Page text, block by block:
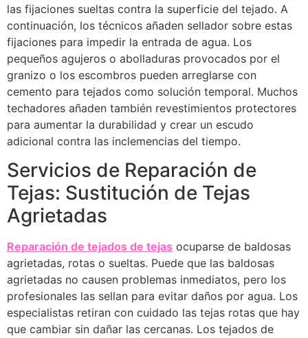
las fijaciones sueltas contra la superficie del tejado. A
continuación, los técnicos añaden sellador sobre estas
fijaciones para impedir la entrada de agua. Los
pequeños agujeros o abolladuras provocados por el
granizo o los escombros pueden arreglarse con
cemento para tejados como solución temporal. Muchos
techadores añaden también revestimientos protectores
para aumentar la durabilidad y crear un escudo
adicional contra las inclemencias del tiempo.
Servicios de Reparación de
Tejas: Sustitución de Tejas
Agrietadas
Reparación de tejados de tejas ocuparse de baldosas
agrietadas, rotas o sueltas. Puede que las baldosas
agrietadas no causen problemas inmediatos, pero los
profesionales las sellan para evitar daños por agua. Los
especialistas retiran con cuidado las tejas rotas que hay
que cambiar sin dañar las cercanas. Los tejados de